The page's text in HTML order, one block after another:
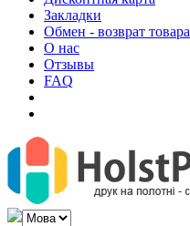
Закладки
Обмен - возврат товара
О нас
Отзывы
FAQ